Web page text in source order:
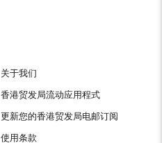
关于我们
香港贸发局流动应用程式
更新您的香港贸发局电邮订阅
使用条款